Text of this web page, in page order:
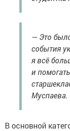
— Это
события
я всё
и
Муспаева.
В основной